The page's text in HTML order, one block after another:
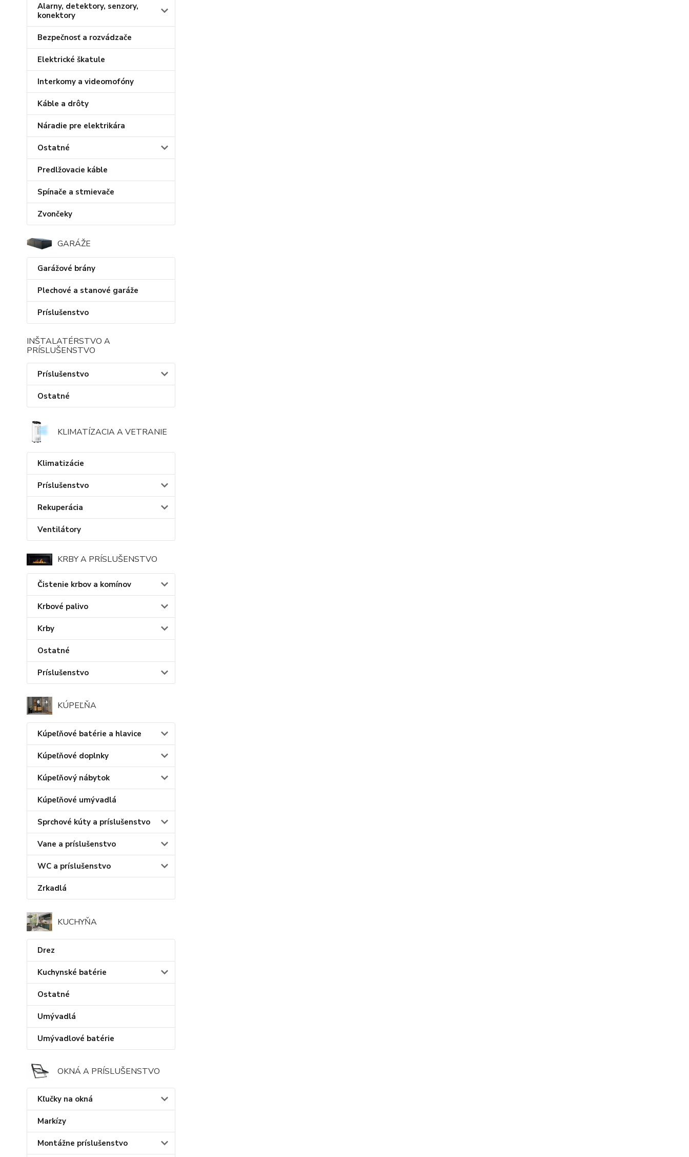
Alarny, detektory, senzory,
konektory
Bezpečnosť a rozvádzače
Elektrické škatule
Interkomy a videomofóny
Káble a drôty
Náradie pre elektrikára
Ostatné
Predlžovacie káble
Spínače a stmievače
Zvončeky
GARÁŽE
Garážové brány
Plechové a stanové garáže
Príslušenstvo
INŠTALATÉRSTVO A
PRÍSLUŠENSTVO
Príslušenstvo
Ostatné
KLIMATÍZACIA A VETRANIE
Klimatizácie
Príslušenstvo
Rekuperácia
Ventilátory
KRBY A PRÍSLUŠENSTVO
Čistenie krbov a komínov
Krbové palivo
Krby
Ostatné
Príslušenstvo
KÚPEĽŇA
Kúpeľňové batérie a hlavice
Kúpeľňové doplnky
Kúpeľňový nábytok
Kúpeľňové umývadlá
Sprchové kúty a príslušenstvo
Vane a príslušenstvo
WC a príslušenstvo
Zrkadlá
KUCHYŇA
Drez
Kuchynské batérie
Ostatné
Umývadlá
Umývadlové batérie
OKNÁ A PRÍSLUŠENSTVO
Kľučky na okná
Markízy
Montážne príslušenstvo